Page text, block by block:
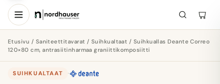
Etusivu / Saniteettitavarat / Suihkualtaat / Suihkuallas Deante Correo
120×80 cm, antrasiitinharmaa graniittikomposiitti
SUIHKUALTAAT ·